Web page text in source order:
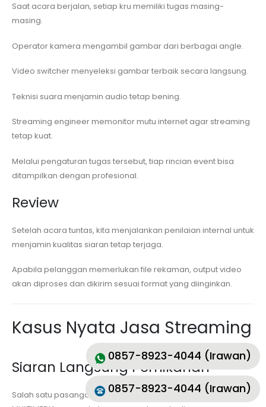
Saat acara berjalan, setiap kru memiliki tugas masing-
masing.
Operator kamera mengambil gambar dari berbagai angle.
Video switcher menyeleksi gambar terbaik secara langsung.
Teknisi suara menjamin audio tetap bening.
Streaming engineer memonitor mutu internet agar streaming
tetap kuat.
Melalui pengaturan tugas tersebut, tiap rincian event bisa
ditampilkan dengan profesional.
Review
Setelah acara tuntas, kita menjalankan penilaian internal untuk
menjamin kualitas siaran tetap terjaga.
Apabila pelanggan memerlukan file rekaman, output video
akan diproses dan dikirim sesuai format yang diinginkan.
Kasus Nyata Jasa Streaming
Siaran Langsung Pernikahan
Salah satu pasangan pengantin memakai jasa MKVS
0857-8923-4044 (Irawan)
0857-8923-4044 (Irawan)